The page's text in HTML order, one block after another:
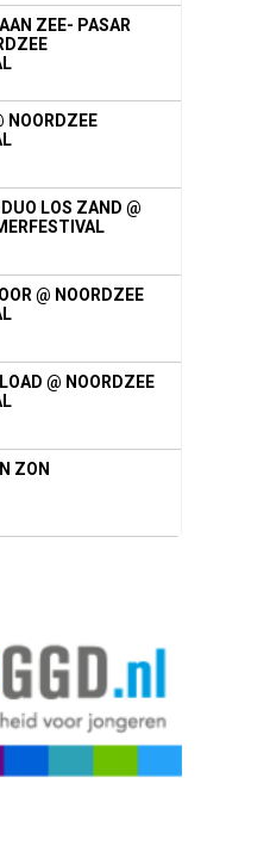
ZEE- PASAR
NOORDZEE
LOS ZAND @
@ NOORDZEE
@ NOORDZEE
ZON